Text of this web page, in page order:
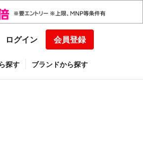
ログイン 会員登録
探す ブランドから探す